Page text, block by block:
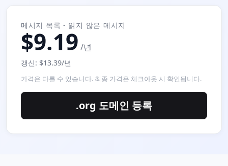
메시지 목록 - 읽지 않은 메시지
$9.19 /년
갱신: $13.39/년
가격은 다를 수 있습니다. 최종 가격은 체크아웃 시 확인됩니다.
.org 도메인 등록